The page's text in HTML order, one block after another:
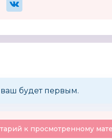
будет первым.
к просмотренному